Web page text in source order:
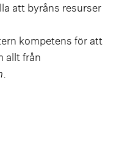
att byråns resurser
kompetens för att
allt från
.